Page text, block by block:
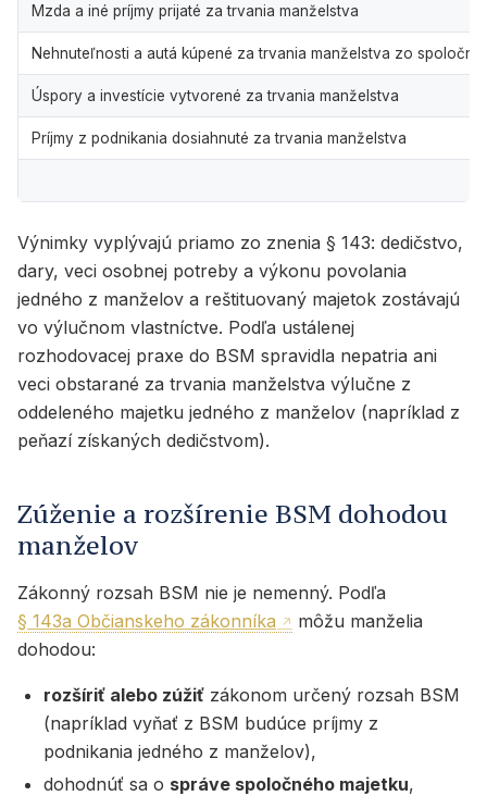
Mzda a iné príjmy prijaté za trvania manželstva
Nehnuteľnosti a autá kúpené za trvania manželstva zo
Úspory a investície vytvorené za trvania manželstva
Príjmy z podnikania dosiahnuté za trvania manželstva
Výnimky vyplývajú priamo zo znenia § 143: dedičstvo,
dary, veci osobnej potreby a výkonu povolania
jedného z manželov a reštituovaný majetok zostávajú
vo výlučnom vlastníctve. Podľa ustálenej
rozhodovacej praxe do BSM spravidla nepatria ani
veci obstarané za trvania manželstva výlučne z
oddeleného majetku jedného z manželov (napríklad z
peňazí získaných dedičstvom).
Zúženie a rozšírenie BSM dohodou
manželov
Zákonný rozsah BSM nie je nemenný. Podľa
§ 143a Občianskeho zákonníka
môžu manželia
dohodou:
rozšíriť alebo zúžiť zákonom určený rozsah BSM
(napríklad vyňať z BSM budúce príjmy z
podnikania jedného z manželov),
dohodnúť sa o správe spoločného majetku,